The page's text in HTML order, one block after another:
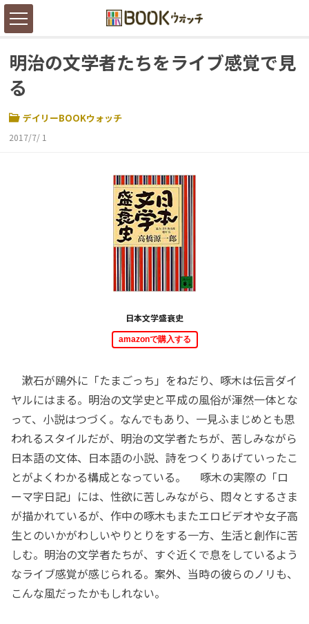
明治の文学者たちをライブ感覚で見
る
デイリーBOOKウォッチ
2017/7/ 1
日本文学盛衰史
amazonで購入する
漱石が鴎外に「たまごっち」をねだり、啄木は伝言ダイ
ヤルにはまる。明治の文学史と平成の風俗が渾然一体とな
って、小説はつづく。なんでもあり、一見ふまじめとも思
われるスタイルだが、明治の文学者たちが、苦しみながら
日本語の文体、日本語の小説、詩をつくりあげていったこ
とがよくわかる構成となっている。 啄木の実際の「ロ
ーマ字日記」には、性欲に苦しみながら、悶々とするさま
が描かれているが、作中の啄木もまたエロビデオや女子高
生とのいかがわしいやりとりをする一方、生活と創作に苦
しむ。明治の文学者たちが、すぐ近くで息をしているよう
なライブ感覚が感じられる。案外、当時の彼らのノリも、
こんな風だったかもしれない。